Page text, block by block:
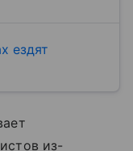
ездят
из-